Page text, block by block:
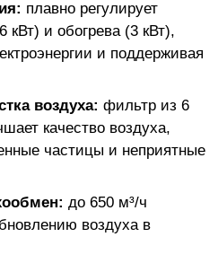
плавно регулирует
и обогрева (3 кВт),
и поддерживая
воздуха: фильтр из 6
качество воздуха,
частицы и неприятные
до 650 м³/ч
воздуха в